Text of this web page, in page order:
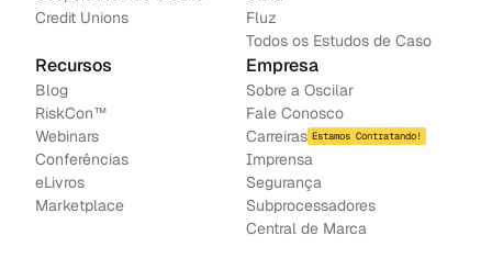
Credit Unions
Fluz
Todos os Estudos de Caso
Recursos
Blog
RiskCon™
Webinars
Conferências
eLivros
Marketplace
Empresa
Sobre a Oscilar
Fale Conosco
Carreiras Estamos Contratando!
Imprensa
Segurança
Subprocessadores
Central de Marca